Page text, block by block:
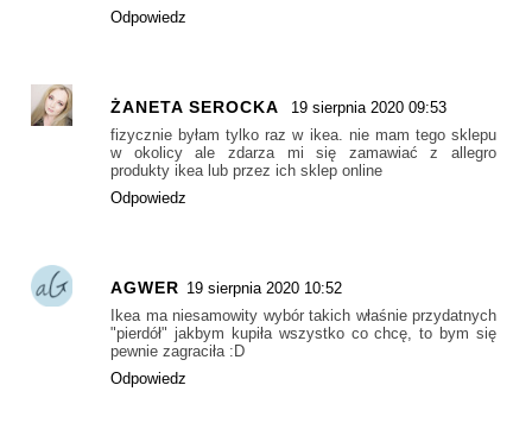
Odpowiedz
ŻANETA SEROCKA
19 sierpnia 2020 09:53
fizycznie byłam tylko raz w ikea. nie mam tego sklepu
w okolicy ale zdarza mi się zamawiać z allegro
produkty ikea lub przez ich sklep online
Odpowiedz
AGWER 19 sierpnia 2020 10:52
Ikea ma niesamowity wybór takich właśnie przydatnych
"pierdół" jakbym kupiła wszystko co chcę, to bym się
pewnie zagraciła :D
Odpowiedz